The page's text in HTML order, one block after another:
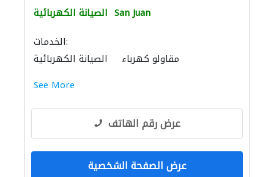
الصيانة الكهربائية San Juan
الخدمات:
الصيانة الكهربائية
مقاولو كهرباء
See More
عرض رقم الهاتف
عرض الصفحة الشخصية